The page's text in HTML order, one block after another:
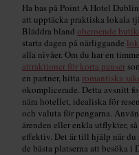
Ha bas på Point A Hotel
att upptäcka praktiska lokala
Bläddra bland oberoende
starta dagen på närliggande
alla nivåer. Om du har en
attraktioner för korta pauser
en partner, hitta romantiska
okomplicerade. Detta avsnitt
nära hotellet, idealiska för
och valuta för pengarna.
ärenden eller enkla utflykter,
effektiv. Det är till hjälp när du
de bästa platserna att besöka i